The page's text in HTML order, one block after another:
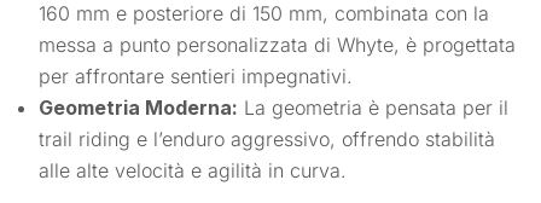
160 mm e posteriore di 150 mm, combinata con la
messa a punto personalizzata di Whyte, è progettata
per affrontare sentieri impegnativi.
Geometria Moderna: La geometria è pensata per il
trail riding e l’enduro aggressivo, offrendo stabilità
alle alte velocità e agilità in curva.